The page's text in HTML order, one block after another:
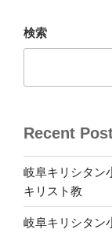
検索
Recent
岐阜キリシタン
キリスト教
岐阜キリシタン